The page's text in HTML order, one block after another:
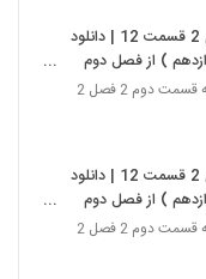
ساخت ایران 2 قسمت 12 | دانلود
) از فصل دوم
( "خرید قانونی
لینکدین" )
دوم 2 فصل 2
ساخت ایران 2 قسمت 12 | دانلود
) از فصل دوم
( {خرید قانونی
نماشا} )
دوم 2 فصل 2